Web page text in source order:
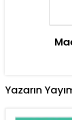
Yazarın